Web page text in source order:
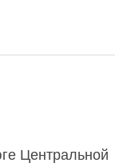
Центральной